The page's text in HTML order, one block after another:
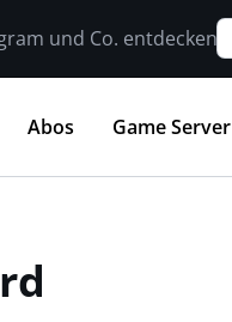
und Co. entdecken
Abos Game Server